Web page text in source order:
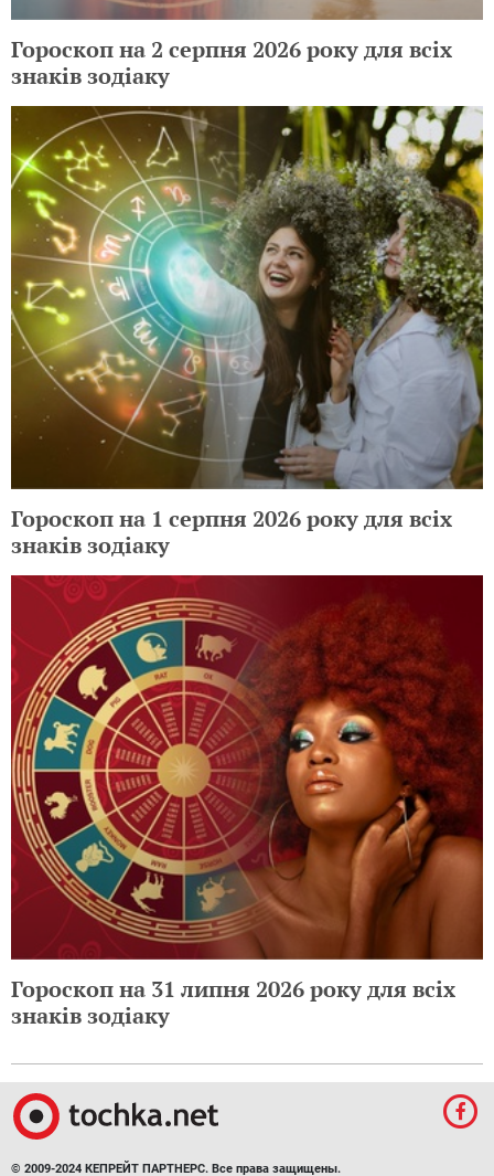
Гороскоп на 2 серпня 2026 року для всіх
знаків зодіаку
Гороскоп на 1 серпня 2026 року для всіх
знаків зодіаку
Гороскоп на 31 липня 2026 року для всіх
знаків зодіаку
© 2009-2024 КЕПРЕЙТ ПАРТНЕРС. Все права защищены.